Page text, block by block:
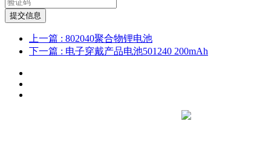
提交信息
上一篇 : 802040聚合物锂电池
下一篇 : 电子穿戴产品电池501240 200mAh